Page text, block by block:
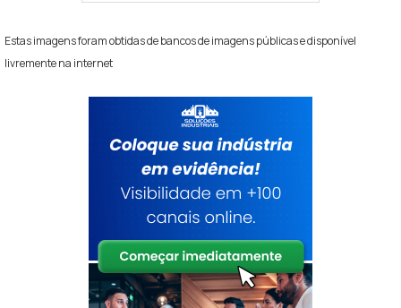
Estas imagens foram obtidas de bancos de imagens públicas e disponível
livremente na internet